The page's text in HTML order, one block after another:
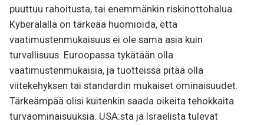
puuttuu rahoitusta, tai enemmänkin riskinottohalua.
Kyberalalla on tärkeää huomioida, että
vaatimustenmukaisuus ei ole sama asia kuin
turvallisuus. Euroopassa tykätään olla
vaatimustenmukaisia, ja tuotteissa pitää olla
viitekehyksen tai standardin mukaiset ominaisuudet.
Tärkeämpää olisi kuitenkin saada oikeita tehokkaita
turvaominaisuuksia. USA:sta ja Israelista tulevat